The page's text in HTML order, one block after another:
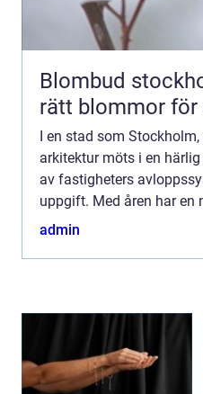
Blombud stockholm så
rätt blommor
I en stad som
arkitektur möts i en
av fastigheters
uppgift. Med åren har en
visat sig vara både k...
admin